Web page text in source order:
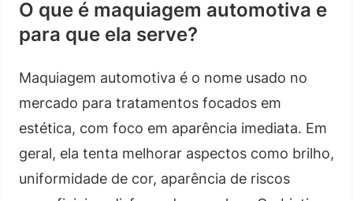
O que é maquiagem automotiva e
para que ela serve?
Maquiagem automotiva é o nome usado no
mercado para tratamentos focados em
estética, com foco em aparência imediata. Em
geral, ela tenta melhorar aspectos como brilho,
uniformidade de cor, aparência de riscos